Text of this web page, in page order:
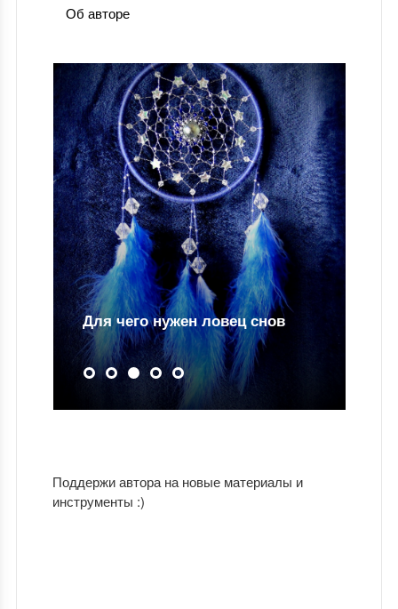
Об авторе
Для чего нужен ловец снов
Поддержи автора на новые материалы и
инструменты :)